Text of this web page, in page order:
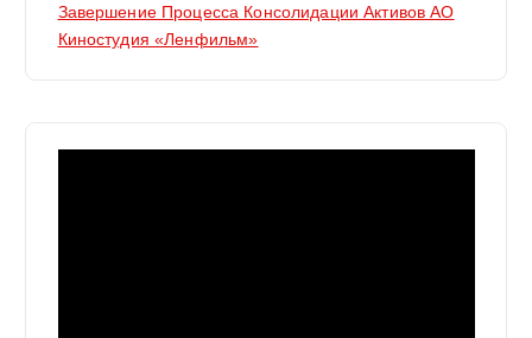
Завершение Процесса Консолидации Активов АО
Киностудия «Ленфильм»